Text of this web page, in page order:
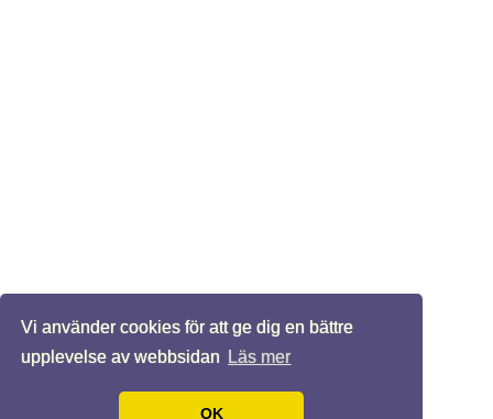
Vi använder cookies för att ge dig en bättre
upplevelse av webbsidan
Läs mer
OK